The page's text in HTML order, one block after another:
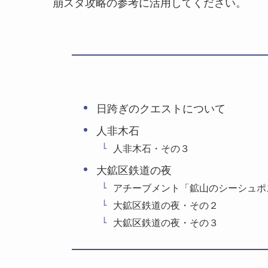
日跨ぎのクエストについて
人非木石
人非木石・その３
大鉱区鉄道の夜
アチーブメント「鉱山のシーシュ
大鉱区鉄道の夜・その２
大鉱区鉄道の夜・その３